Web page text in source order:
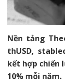
Nền tảng
thUSD,
kết hợp chiến
10% mỗi năm.